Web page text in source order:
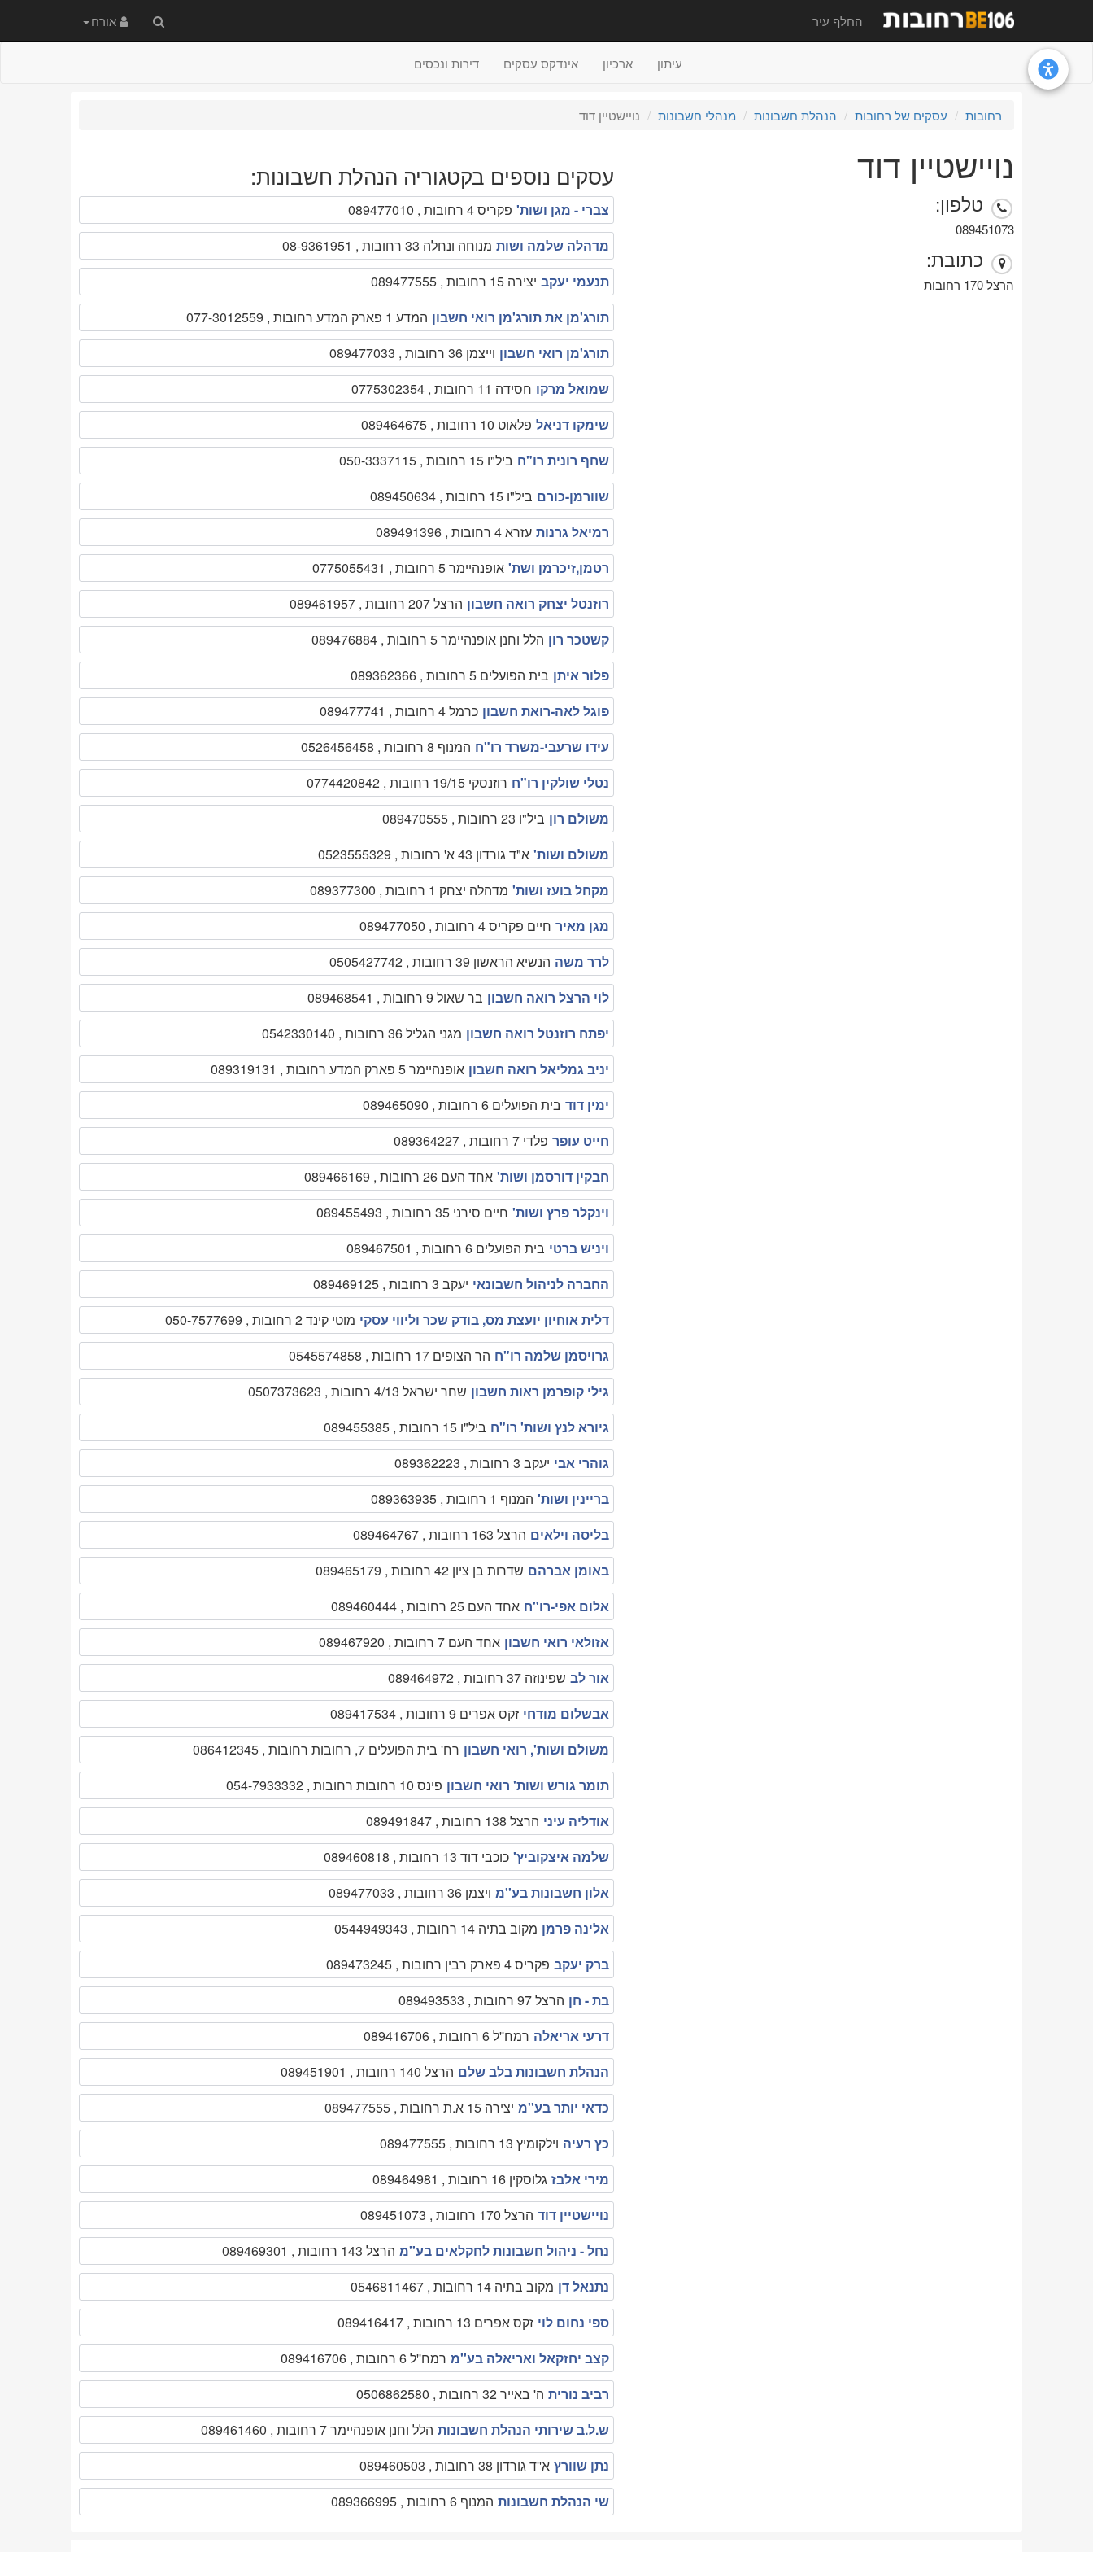
החלף עיר
חיפוש
באתר
אורח
עיתון ארכיון אינדקס עסקים דירות ונכסים
רחובות עסקים של רחובות הנהלת חשבונות מנהלי חשבונות נויישטיין דוד
נויישטיין דוד
טלפון:
089451073
כתובת:
הרצל 170 רחובות
עסקים נוספים בקטגוריה הנהלת חשבונות:
צברי - מגן ושות' פקריס 4 רחובות , 089477010
מדהלה שלמה ושות מנוחה ונחלה 33 רחובות , 08-9361951
תנעמי יעקב יצירה 15 רחובות , 089477555
תורג'מן את תורג'מן רואי חשבון המדע 1 פארק המדע רחובות , 077-3012559
תורג'מן רואי חשבון וייצמן 36 רחובות , 089477033
שמואל מרקו חסידה 11 רחובות , 0775302354
שימקו דניאל פלאוט 10 רחובות , 089464675
שחף רונית רו"ח ביל"ו 15 רחובות , 050-3337115
שוורמן-כורם ביל"ו 15 רחובות , 089450634
רמיאל גרנות עזרא 4 רחובות , 089491396
רטמן,זיכרמן ושת' אופנהיימר 5 רחובות , 0775055431
רוזנטל יצחק רואה חשבון הרצל 207 רחובות , 089461957
קשטכר רון הלל וחנן אופנהיימר 5 רחובות , 089476884
פלור איתן בית הפועלים 5 רחובות , 089362366
פוגל לאה-רואת חשבון כרמל 4 רחובות , 089477741
עידו שרעבי-משרד רו"ח המנוף 8 רחובות , 0526456458
נטלי שולקין רו"ח רוזנסקי 19/15 רחובות , 0774420842
משולם רון ביל"ו 23 רחובות , 089470555
משולם ושות' א"ד גורדון 43 א' רחובות , 0523555329
מקחל בועז ושות' מדהלה יצחק 1 רחובות , 089377300
מגן מאיר חיים פקריס 4 רחובות , 089477050
לרר משה הנשיא הראשון 39 רחובות , 0505427742
לוי הרצל רואה חשבון בר שאול 9 רחובות , 089468541
יפתח רוזנטל רואה חשבון מגני הגליל 36 רחובות , 0542330140
יניב גמליאל רואה חשבון אופנהיימר 5 פארק המדע רחובות , 089319131
ימין דוד בית הפועלים 6 רחובות , 089465090
חייט עופר פלדי 7 רחובות , 089364227
חבקין דורסמן ושות' אחד העם 26 רחובות , 089466169
וינקלר פרץ ושות' חיים סירני 35 רחובות , 089455493
ויניש ברטי בית הפועלים 6 רחובות , 089467501
החברה לניהול חשבונאי יעקב 3 רחובות , 089469125
דלית אוחיון יועצת מס, בודק שכר וליווי עסקי מוטי קינד 2 רחובות , 050-7577699
גרויסמן שלמה רו"ח הר הצופים 17 רחובות , 0545574858
גילי קופרמן ראות חשבון שחר ישראל 4/13 רחובות , 0507373623
גיורא לנץ ושות' רו"ח ביל"ו 15 רחובות , 089455385
גוהרי אבי יעקב 3 רחובות , 089362223
בריינין ושות' המנוף 1 רחובות , 089363935
בליסה וילאים הרצל 163 רחובות , 089464767
באומן אברהם שדרות בן ציון 42 רחובות , 089465179
אלום אפי-רו"ח אחד העם 25 רחובות , 089460444
אזולאי רואי חשבון אחד העם 7 רחובות , 089467920
אור לב שפינוזה 37 רחובות , 089464972
אבשלום מודחי זקס אפרים 9 רחובות , 089417534
משולם ושות', רואי חשבון רח' בית הפועלים 7, רחובות רחובות , 086412345
תומר גורש ושות' רואי חשבון פינס 10 רחובות רחובות , 054-7933332
אודליה עיני הרצל 138 רחובות , 089491847
שלמה איצקוביץ' כוכבי דוד 13 רחובות , 089460818
אלון חשבונות בע''מ ויצמן 36 רחובות , 089477033
אלינה פרמן מקוב בתיה 14 רחובות , 0544949343
ברק יעקב פקריס 4 פארק רבין רחובות , 089473245
בת - חן הרצל 97 רחובות , 089493533
דרעי אריאלה רמח''ל 6 רחובות , 089416706
הנהלת חשבונות בלב שלם הרצל 140 רחובות , 089451901
כדאי יותר בע''מ יצירה 15 א.ת רחובות , 089477555
כץ רעיה וילקומיץ 13 רחובות , 089477555
מירי אלבז גלוסקין 16 רחובות , 089464981
נויישטיין דוד הרצל 170 רחובות , 089451073
נחל - ניהול חשבונות לחקלאים בע''מ הרצל 143 רחובות , 089469301
נתנאל דן מקוב בתיה 14 רחובות , 0546811467
ספי נחום לוי זקס אפרים 13 רחובות , 089416417
קצב יחזקאל ואריאלה בע''מ רמח''ל 6 רחובות , 089416706
רביב נורית ה' באייר 32 רחובות , 0506862580
ש.ל.ב שירותי הנהלת חשבונות הלל וחנן אופנהיימר 7 רחובות , 089461460
נתן שוורץ א''ד גורדון 38 רחובות , 089460503
שי הנהלת חשבונות המנוף 6 רחובות , 089366995